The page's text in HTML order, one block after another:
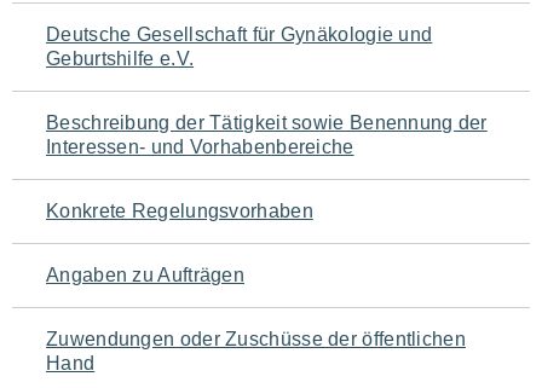
Navigation
für
den
Seiteninhalt
Deutsche Gesellschaft für Gynäkologie und
Geburtshilfe e.V.
Beschreibung der Tätigkeit sowie Benennung der
Interessen- und Vorhabenbereiche
Konkrete Regelungsvorhaben
Angaben zu Aufträgen
Zuwendungen oder Zuschüsse der öffentlichen
Hand